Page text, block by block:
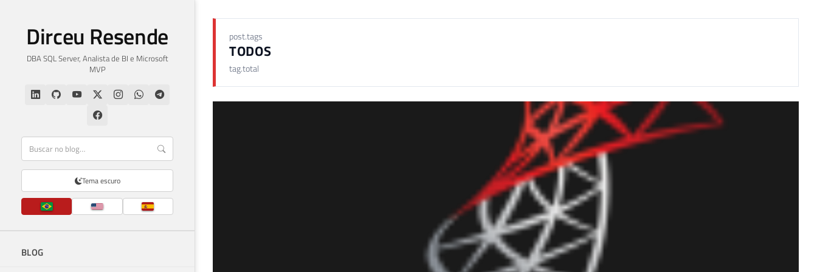
Dirceu Resende
DBA SQL Server, Analista de BI e Microsoft
MVP
Tema escuro
BLOG
post.tags
TODOS
tag.total